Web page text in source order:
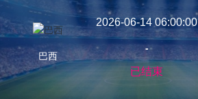
巴西
2026-06-14 06:00:00
-
已结束